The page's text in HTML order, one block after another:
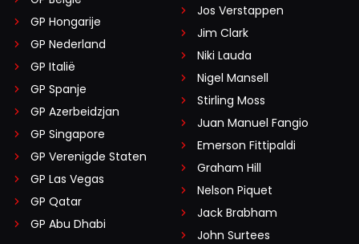
GP Hongarije
GP Nederland
GP Italië
GP Spanje
GP Azerbeidzjan
GP Singapore
GP Verenigde Staten
GP Las Vegas
GP Qatar
GP Abu Dhabi
Jos Verstappen
Jim Clark
Niki Lauda
Nigel Mansell
Stirling Moss
Juan Manuel Fangio
Emerson Fittipaldi
Graham Hill
Nelson Piquet
Jack Brabham
John Surtees